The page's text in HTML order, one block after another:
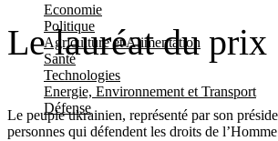
Economie
Politique
Agriculture et Alimentation
Santé
Technologies
Energie, Environnement et Transport
Défense
Le lauréat du prix
Le peuple ukrainien, représenté par son
personnes qui défendent les droits de